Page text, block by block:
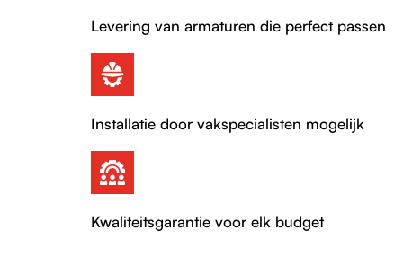
Levering van armaturen die perfect passen
Installatie door vakspecialisten mogelijk
Kwaliteitsgarantie voor elk budget